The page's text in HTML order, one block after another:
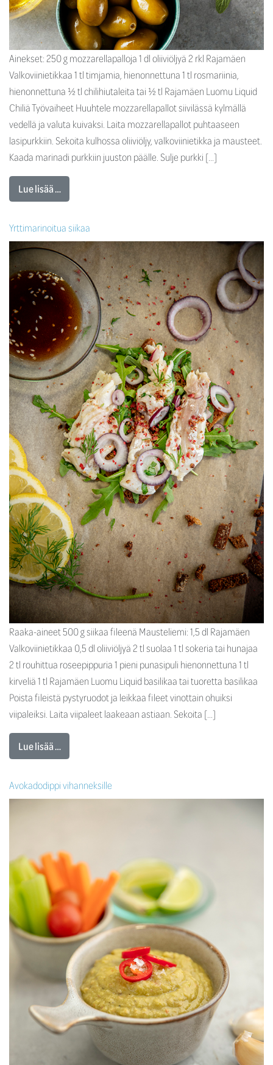
Ainekset: 250 g mozzarellapalloja 1 dl oliiviöljyä 2 rkl Rajamäen
Valkoviinietikkaa 1 tl timjamia, hienonnettuna 1 tl rosmariinia,
hienonnettuna ½ tl chilihiutaleita tai ½ tl Rajamäen Luomu Liquid
Chiliä Työvaiheet Huuhtele mozzarellapallot siivilässä kylmällä
vedellä ja valuta kuivaksi. Laita mozzarellapallot puhtaaseen
lasipurkkiin. Sekoita kulhossa oliiviöljy, valkoviinietikka ja mausteet.
Kaada marinadi purkkiin juuston päälle. Sulje purkki […]
Lue lisää …
Yrttimarinoitua siikaa
Raaka-aineet 500 g siikaa fileenä Mausteliemi: 1,5 dl Rajamäen
Valkoviinietikkaa 0,5 dl oliiviöljyä 2 tl suolaa 1 tl sokeria tai hunajaa
2 tl rouhittua roseepippuria 1 pieni punasipuli hienonnettuna 1 tl
kirveliä 1 tl Rajamäen Luomu Liquid basilikaa tai tuoretta basilikaa
Poista fileistä pystyruodot ja leikkaa fileet vinottain ohuiksi
viipaleiksi. Laita viipaleet laakeaan astiaan. Sekoita […]
Lue lisää …
Avokadodippi vihanneksille